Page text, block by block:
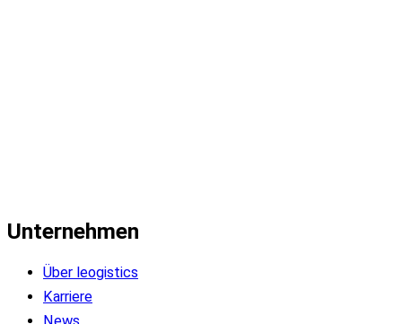
Unternehmen
Über leogistics
Karriere